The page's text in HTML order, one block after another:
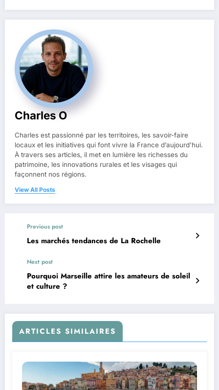
Charles O
Charles est passionné par les territoires, les savoir-faire
locaux et les initiatives qui font vivre la France d’aujourd’hui.
À travers ses articles, il met en lumière les richesses du
patrimoine, les innovations rurales et les visages qui
façonnent nos régions.
View All Posts
Previous post
Les marchés tendances de La Rochelle
Next post
Pourquoi Marseille attire les amateurs de soleil
et culture ?
ARTICLES SIMILAIRES